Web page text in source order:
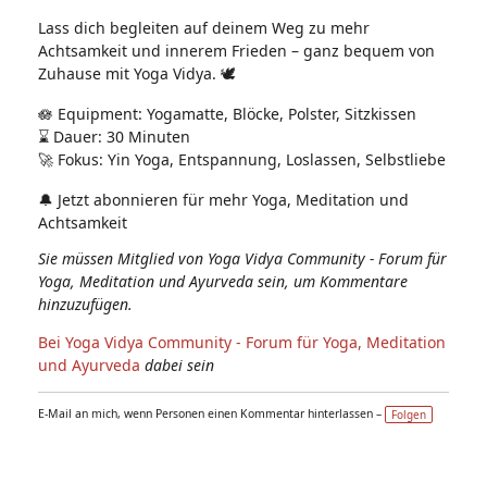
Lass dich begleiten auf deinem Weg zu mehr
Achtsamkeit und innerem Frieden – ganz bequem von
Zuhause mit Yoga Vidya. 🕊️
🪷 Equipment: Yogamatte, Blöcke, Polster, Sitzkissen
⌛ Dauer: 30 Minuten
🚀 Fokus: Yin Yoga, Entspannung, Loslassen, Selbstliebe
🔔 Jetzt abonnieren für mehr Yoga, Meditation und
Achtsamkeit
Sie müssen Mitglied von Yoga Vidya Community - Forum für
Yoga, Meditation und Ayurveda sein, um Kommentare
hinzuzufügen.
Bei Yoga Vidya Community - Forum für Yoga, Meditation
und Ayurveda dabei sein
E-Mail an mich, wenn Personen einen Kommentar hinterlassen – Folgen